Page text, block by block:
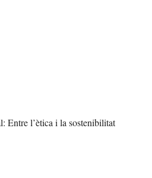
Entre l’ètica i la sostenibilitat